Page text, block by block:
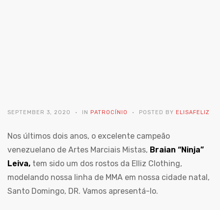
SEPTEMBER 3, 2020 IN PATROCÍNIO POSTED BY ELISAFELIZ
Nos últimos dois anos, o excelente campeão
venezuelano de Artes Marciais Mistas, Braian “Ninja”
Leiva, tem sido um dos rostos da Elliz Clothing,
modelando nossa linha de MMA em nossa cidade natal,
Santo Domingo, DR. Vamos apresentá-lo.